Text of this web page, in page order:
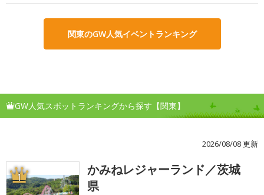
関東のGW人気イベントランキング
GW人気スポットランキングから探す【関東】
2026/08/08 更新
1
かみねレジャーランド／茨城
県